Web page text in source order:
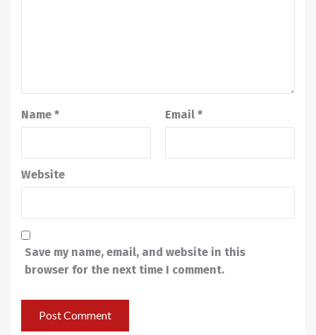
Name * Email *
Website
Save my name, email, and website in this
browser for the next time I comment.